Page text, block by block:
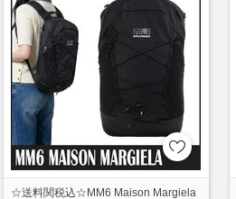
☆送料関税込☆MM6 Maison Margiela